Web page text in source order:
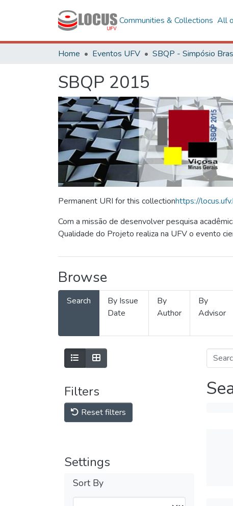
Communities & Collections All
Home Eventos UFV
SBQP 2015
Permanent URI for this collectionhttps://
Com a missão de desenvolver pesquisa
Qualidade do Projeto realiza na UFV o evento
Browse
Search
By Issue
Date
By
Author
By
Advisor
Filters
Reset filters
Settings
Sort By